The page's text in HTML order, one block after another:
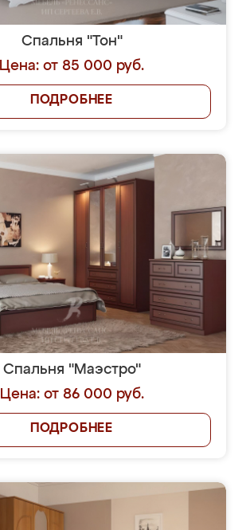
Спальня "Тон"
Цена: от 85 000 руб.
ПОДРОБНЕЕ
Спальня "Маэстро"
Цена: от 86 000 руб.
ПОДРОБНЕЕ